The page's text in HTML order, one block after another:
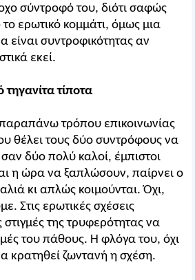
σύντροφό του, διότι σαφώς
το ερωτικό κομμάτι, όμως μια
είναι συντροφικότητας αν
εκεί.
τίποτα
τρόπου επικοινωνίας
θέλει τους δύο συντρόφους να
δύο πολύ καλοί, έμπιστοι
η ώρα να ξαπλώσουν, παίρνει ο
κι απλώς κοιμούνται. Όχι,
Στις ερωτικές σχέσεις
στιγμές της τρυφερότητας να
του πάθους. Η φλόγα του, όχι
κρατηθεί ζωντανή η σχέση.